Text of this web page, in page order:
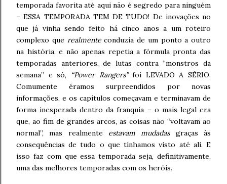
temporada favorita até aqui não é segredo para ninguém
– ESSA TEMPORADA TEM DE TUDO! De inovações no
que já vinha sendo feito há cinco anos a um roteiro
complexo que realmenteconduzia de um ponto a outro
na história, e não apenas repetia a fórmula pronta das
temporadas anteriores, de lutas contra “monstros da
semana” e só,
“Power Rangers”foi LEVADO A SÉRIO.
Comumente éramos surpreendidos por novas
informações, e os capítulos começavam e terminavam de
forma inesperada dentro da franquia – o mais legal era
que, ao fim de grandes arcos, as coisas não “voltavam ao
normal”, mas realmente estavam mudadasgraças às
consequências de tudo o que tínhamos visto até ali. E
isso faz com que essa temporada seja, definitivamente,
uma das melhores temporadas com os heróis.